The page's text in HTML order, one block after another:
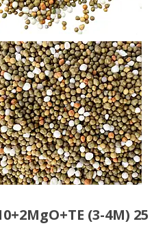
(3-4M) 25